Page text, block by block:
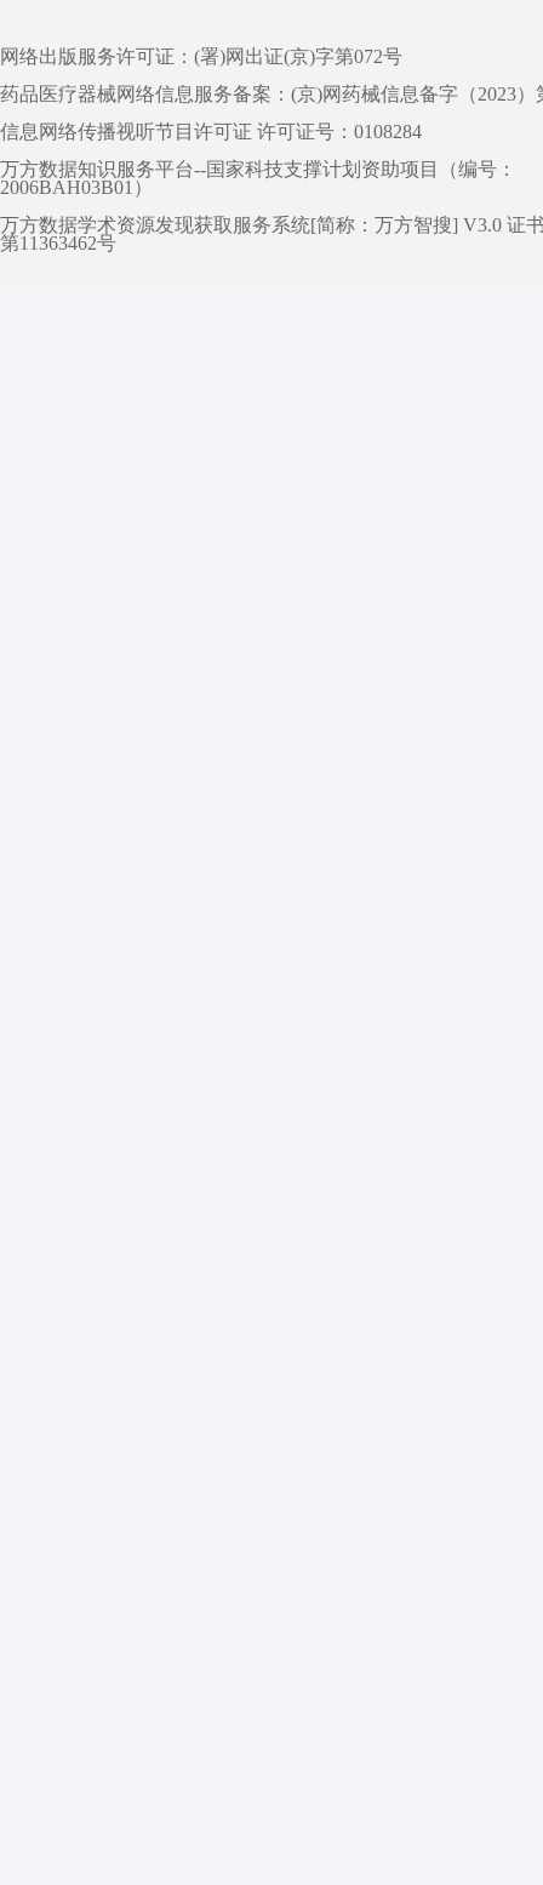
网络出版服务许可证：(署)网出证(京)字第072号
药品医疗器械网络信息服务备案：(京)网药械信息备字（2023）
信息网络传播视听节目许可证 许可证号：0108284
万方数据知识服务平台--国家科技支撑计划资助项目（编号：
2006BAH03B01）
万方数据学术资源发现获取服务系统[简称：万方智搜] V3.0 证
第11363462号